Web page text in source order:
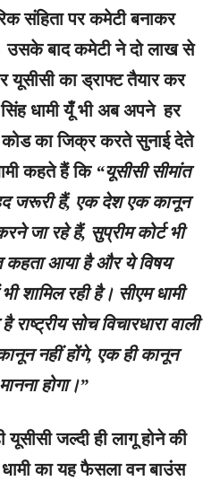
संहिता पर कमेटी बनाकर
उसके बाद कमेटी ने दो लाख से
का ड्राफ्ट तैयार कर
धामी यूँ भी अब अपने हर
कोड का जिक्र करते सुनाई देते
कहते हैं कि“यूसीसी सीमांत
जरूरी हैं, एक देश एक कानून
जा रहे हैं, सुप्रीम कोर्ट भी
कहता आया है और ये विषय
शामिल रही है। सीएम धामी
सोच विचारधारा वाली
नहीं होंगे, एक ही कानून
होगा।”
जल्दी ही लागू होने की
का यह फैसला वन बाउंस